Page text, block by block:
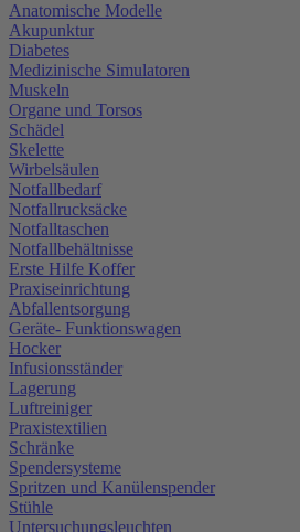
Anatomische Modelle
Akupunktur
Diabetes
Medizinische Simulatoren
Muskeln
Organe und Torsos
Schädel
Skelette
Wirbelsäulen
Notfallbedarf
Notfallrucksäcke
Notfalltaschen
Notfallbehältnisse
Erste Hilfe Koffer
Praxiseinrichtung
Abfallentsorgung
Geräte- Funktionswagen
Hocker
Infusionsständer
Lagerung
Luftreiniger
Praxistextilien
Schränke
Spendersysteme
Spritzen und Kanülenspender
Stühle
Untersuchungsleuchten